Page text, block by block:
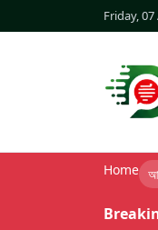
Friday,
Home